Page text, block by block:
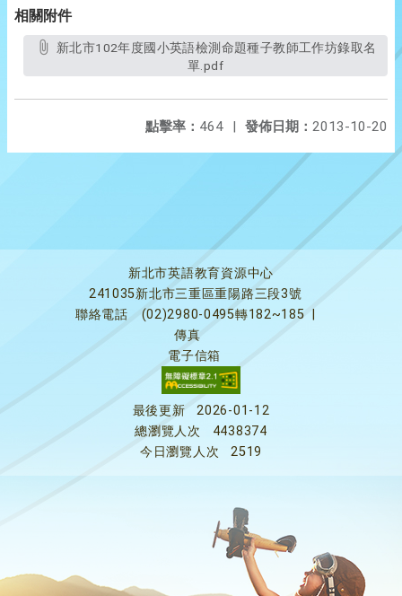
相關附件
單.pdf
發佈日期： 2013-10-20
點擊率： 464 |
新北市英語教育資源中心
241035新北市三重區重陽路三段3號
聯絡電話
(02)2980-0495轉182~185
傳真
電子信箱
最後更新
2026-01-12
總瀏覽人次
4438374
今日瀏覽人次
2519